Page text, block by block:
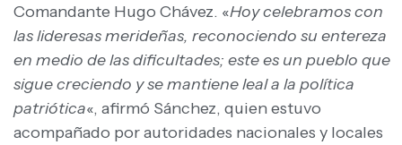
Comandante Hugo Chávez. «Hoy celebramos con
las lideresas merideñas, reconociendo su entereza
en medio de las dificultades; este es un pueblo que
sigue creciendo y se mantiene leal a la política
patriótica«, afirmó Sánchez, quien estuvo
acompañado por autoridades nacionales y locales